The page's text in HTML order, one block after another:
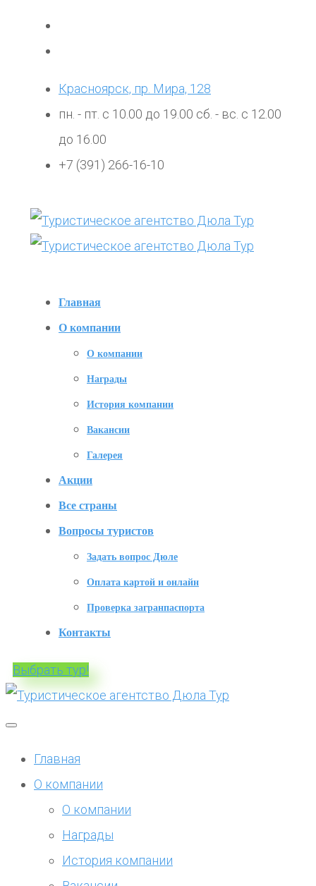
Красноярск, пр. Мира, 128
пн. - пт. с 10.00 до 19.00 сб. - вс. с 12.00
до 16.00
+7 (391) 266-16-10
Главная
О компании
О компании
Награды
История компании
Вакансии
Галерея
Акции
Все страны
Вопросы туристов
Задать вопрос Дюле
Оплата картой и онлайн
Проверка загранпаспорта
Контакты
Выбрать тур!
Главная
О компании
О компании
Награды
История компании